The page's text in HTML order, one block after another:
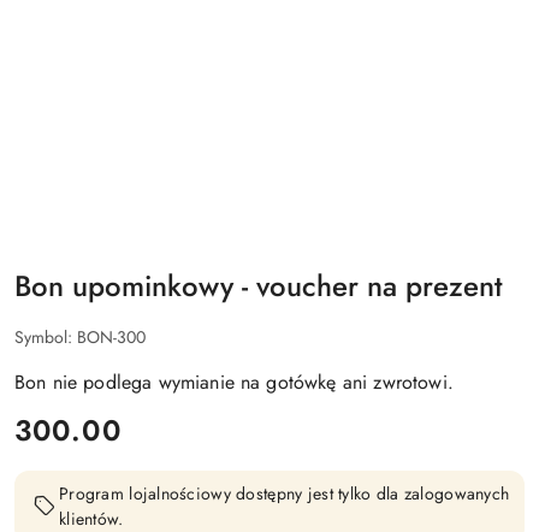
Bon upominkowy - voucher na prezent
Symbol: BON-300
Bon nie podlega wymianie na gotówkę ani zwrotowi.
cena:
300.00
Program lojalnościowy dostępny jest tylko dla zalogowanych
klientów.